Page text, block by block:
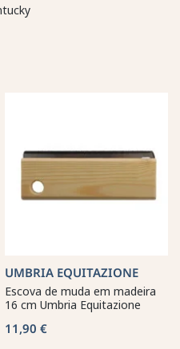
UMBRIA EQUITAZIONE
Escova de muda em madeira
16 cm Umbria Equitazione
11,90 €